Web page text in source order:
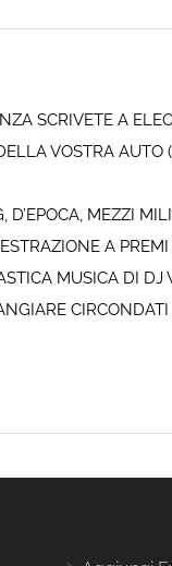
SCRIVETE A
VOSTRA
MEZZI
A
MUSICA DI DJ